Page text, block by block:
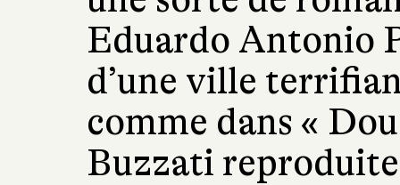
Eduardo Antonio
d’une ville
comme dans «
Buzzati